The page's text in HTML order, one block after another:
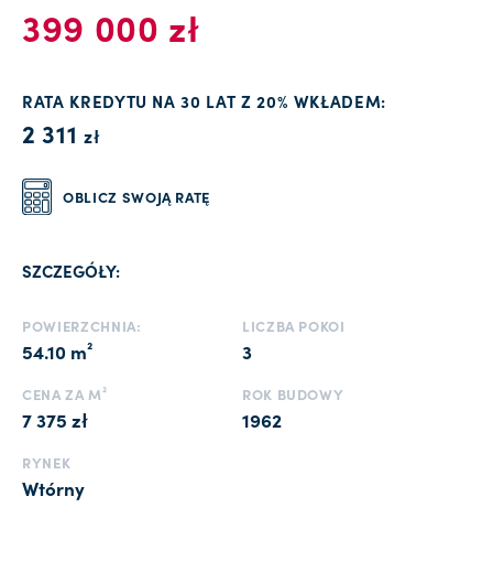
399 000 zł
RATA KREDYTU NA 30 LAT Z 20% WKŁADEM:
2 311 zł
OBLICZ SWOJĄ RATĘ
SZCZEGÓŁY:
POWIERZCHNIA:
54.10 m²
LICZBA POKOI
3
CENA ZA M²
7 375 zł
ROK BUDOWY
1962
RYNEK
Wtórny